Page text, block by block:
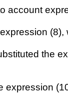
account
(8),
the
expression